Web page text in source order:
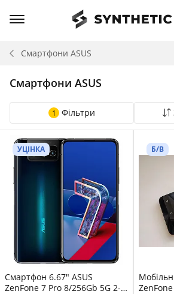
Смартфони ASUS
Смартфони ASUS
1 Фільтри
УЦІНКА
Смартфон 6.67" ASUS
ZenFone 7 Pro 8/256Gb 5G 2-
Б/В